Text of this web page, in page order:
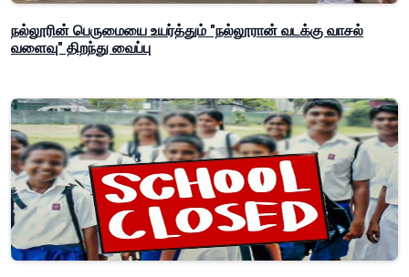
நல்லூரின் பெருமையை உயர்த்தும் "நல்லூரான் வடக்கு வாசல்
வளைவு" திறந்து வைப்பு